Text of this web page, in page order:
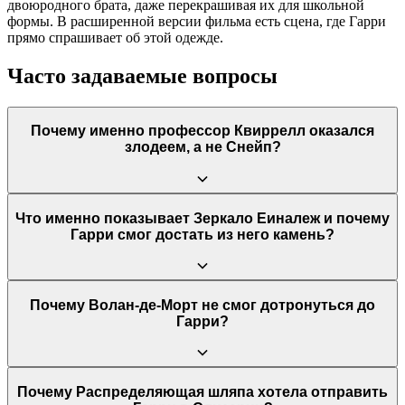
двоюродного брата, даже перекрашивая их для школьной
формы. В расширенной версии фильма есть сцена, где Гарри
прямо спрашивает об этой одежде.
Часто задаваемые вопросы
Почему именно профессор Квиррелл оказался
злодеем, а не Снейп?
Сюжет намеренно вводит зрителя в заблуждение, используя
прием "ложного следа". Мрачный и строгий Снейп является
нервный и заикающийся Квиррелл кажется безобидным. Этот
поворот подчеркивает тему того, что внешность обманчива, и
учит не судить о людях по первому впечатлению.
Что именно показывает Зеркало Еиналеж и почему
Гарри смог достать из него камень?
Зеркало показывает самое глубокое и сокровенное желание
человека. Дамблдор заколдовал его так, чтобы Философский
использовать в корыстных целях. Квиррелл, жаждавший
власти, видел в зеркале лишь себя, преподносящего камень
Волан-де-Морту. Гарри же хотел лишь защитить камень,
поэтому зеркало "поняло" его чистое намерение и отдало
Почему Волан-де-Морт не смог дотронуться до
Гарри?
Когда мать Гарри, Лили Поттер, пожертвовала собой, чтобы
Почему Распределяющая шляпа хотела отправить